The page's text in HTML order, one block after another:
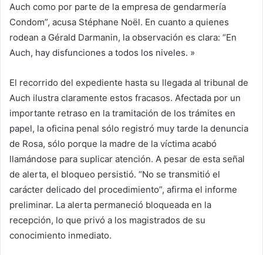
Auch como por parte de la empresa de gendarmería
Condom”, acusa Stéphane Noël. En cuanto a quienes
rodean a Gérald Darmanin, la observación es clara: “En
Auch, hay disfunciones a todos los niveles. »
El recorrido del expediente hasta su llegada al tribunal de
Auch ilustra claramente estos fracasos. Afectada por un
importante retraso en la tramitación de los trámites en
papel, la oficina penal sólo registró muy tarde la denuncia
de Rosa, sólo porque la madre de la víctima acabó
llamándose para suplicar atención. A pesar de esta señal
de alerta, el bloqueo persistió. “No se transmitió el
carácter delicado del procedimiento”, afirma el informe
preliminar. La alerta permaneció bloqueada en la
recepción, lo que privó a los magistrados de su
conocimiento inmediato.